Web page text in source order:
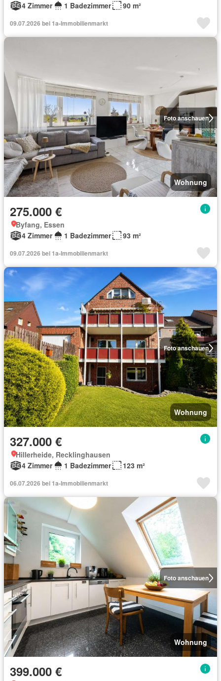
4 Zimmer
1 Badezimmer 90 m²
09.07.2026 bei 1a-Immobilienmarkt
Foto anschauen
Wohnung
275.000 €
Byfang, Essen
4 Zimmer
1 Badezimmer 93 m²
09.07.2026 bei 1a-Immobilienmarkt
Foto anschauen
Wohnung
327.000 €
Hillerheide, Recklinghausen
4 Zimmer
1 Badezimmer 123 m²
06.07.2026 bei 1a-Immobilienmarkt
Foto anschauen
Wohnung
399.000 €